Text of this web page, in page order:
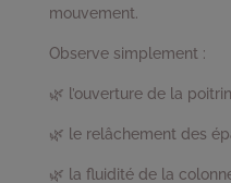
mouvement.
Observe simplement :
🌿 l’ouverture de la
🌿 le relâchement des
🌿 la fluidité de la